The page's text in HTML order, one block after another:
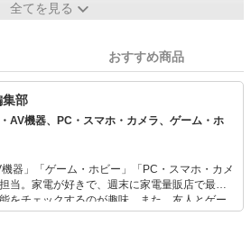
全てを見る
おすすめ商品
集部
AV機器、PC・スマホ・カメラ、ゲーム・ホ
機器」「ゲーム・ホビー」「PC・スマホ・カメ
当。家電が好きで、週末に家電量販店で最新
をチェックするのが趣味。また、友人とゲー
がら、新作タイトルやイベント情報もいち早